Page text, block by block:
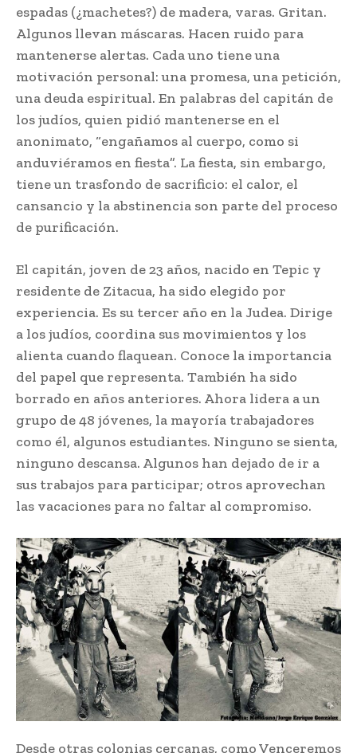
espadas (¿machetes?) de madera, varas. Gritan.
Algunos llevan máscaras. Hacen ruido para
mantenerse alertas. Cada uno tiene una
motivación personal: una promesa, una petición,
una deuda espiritual. En palabras del capitán de
los judíos, quien pidió mantenerse en el
anonimato, “engañamos al cuerpo, como si
anduviéramos en fiesta”. La fiesta, sin embargo,
tiene un trasfondo de sacrificio: el calor, el
cansancio y la abstinencia son parte del proceso
de purificación.
El capitán, joven de 23 años, nacido en Tepic y
residente de Zitacua, ha sido elegido por
experiencia. Es su tercer año en la Judea. Dirige
a los judíos, coordina sus movimientos y los
alienta cuando flaquean. Conoce la importancia
del papel que representa. También ha sido
borrado en años anteriores. Ahora lidera a un
grupo de 48 jóvenes, la mayoría trabajadores
como él, algunos estudiantes. Ninguno se sienta,
ninguno descansa. Algunos han dejado de ir a
sus trabajos para participar; otros aprovechan
las vacaciones para no faltar al compromiso.
Desde otras colonias cercanas, como Venceremos